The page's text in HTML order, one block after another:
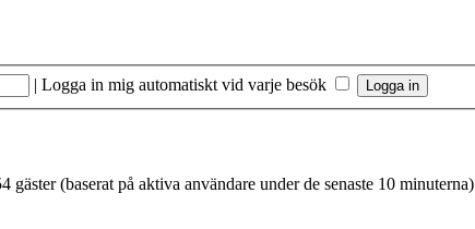
| Logga in mig automatiskt vid varje besök
(baserat på aktiva användare under de senaste 10 minuterna)